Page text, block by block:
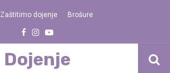
Zaštitimo dojenje Brošure
Facebook
Instagram
Youtube
Dojenje